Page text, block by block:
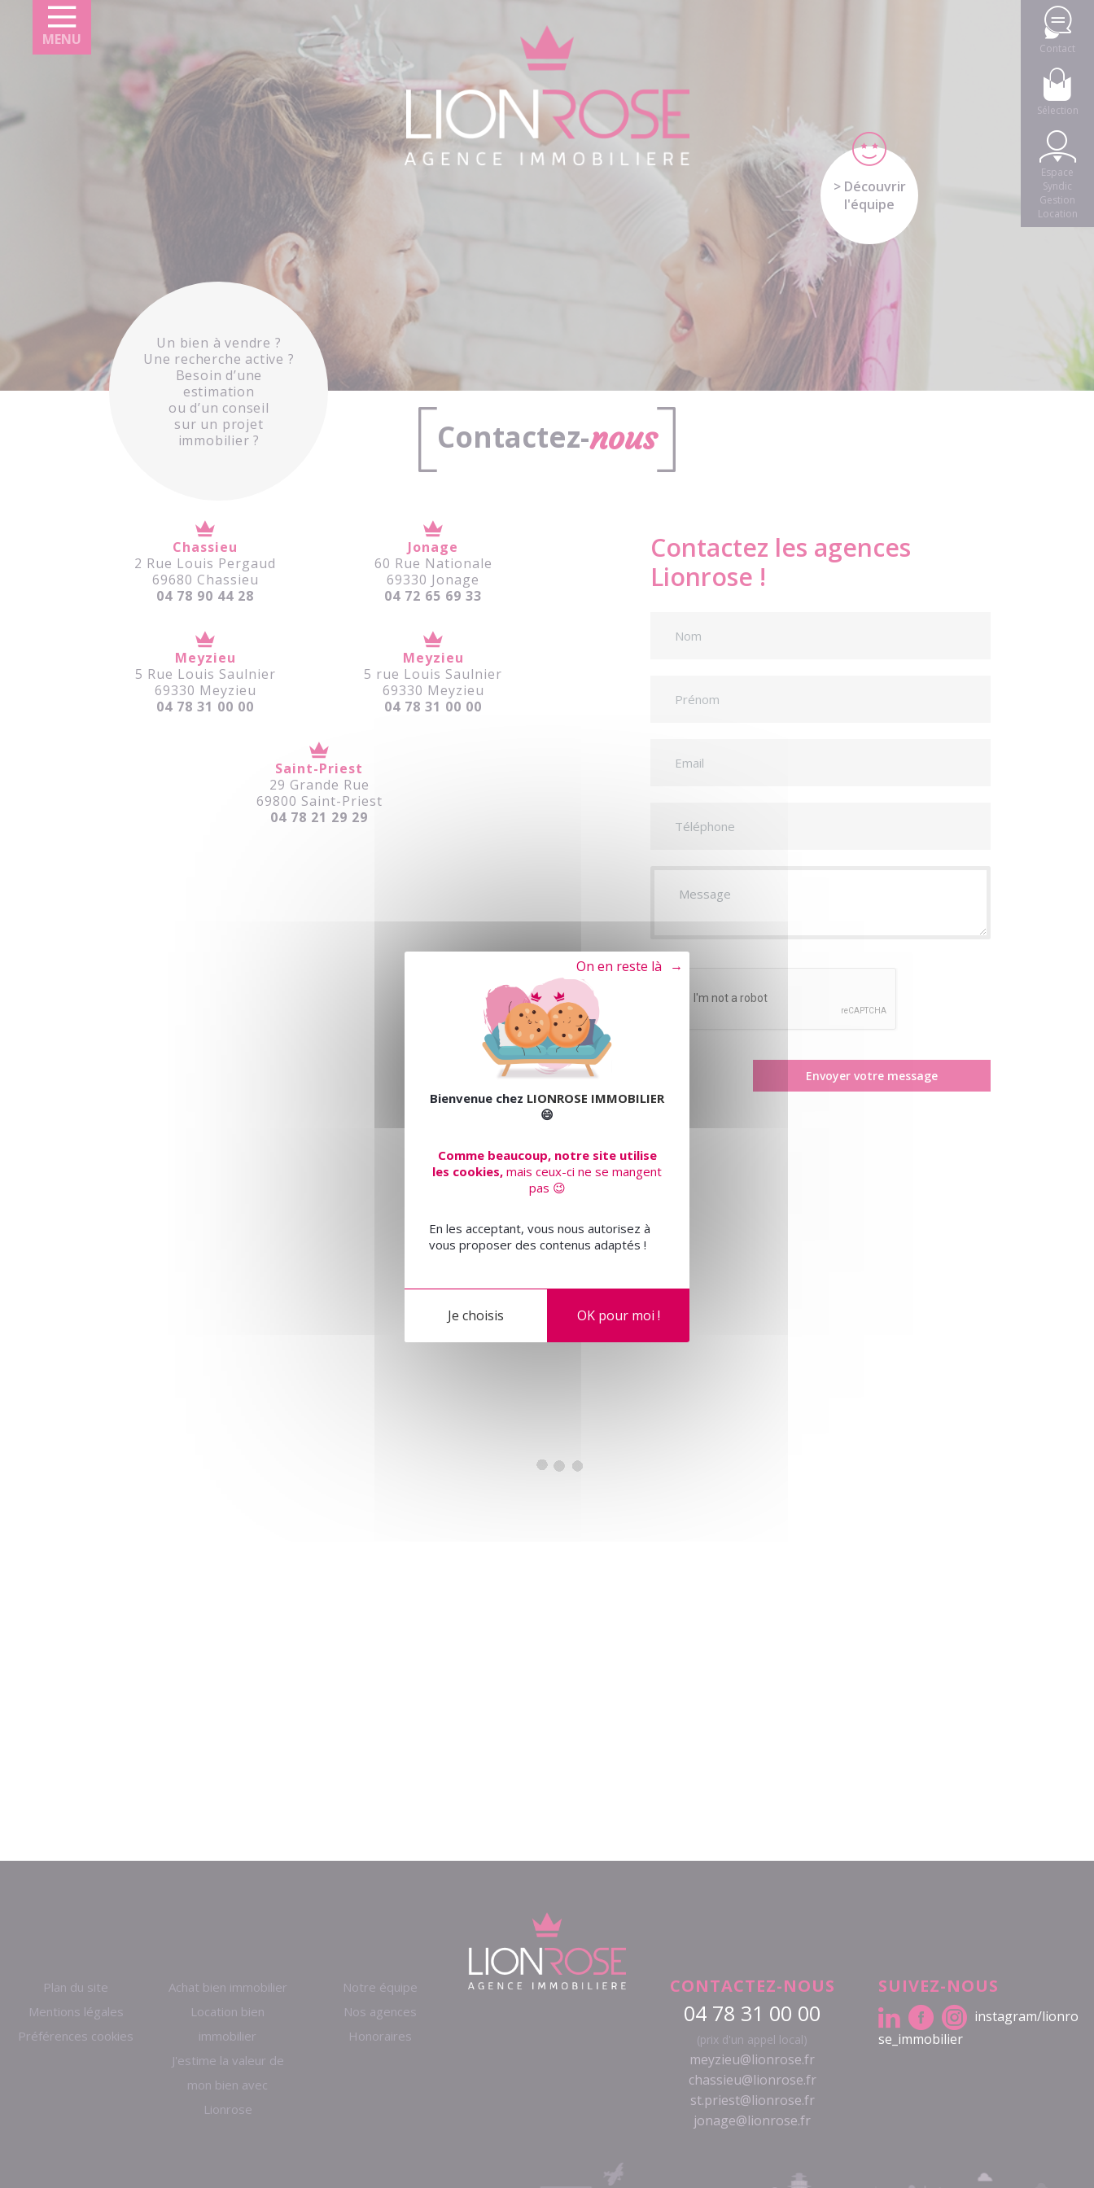
MENU
Contact
Sélection
Espace
Syndic
Gestion
Location
Un bien à vendre ?
Une recherche active ?
Besoin d’une
estimation
ou d’un conseil
sur un projet
immobilier ?
> Découvrir
l'équipe
Contactez-nous
Chassieu
2 Rue Louis Pergaud
69680 Chassieu
04 78 90 44 28
Jonage
60 Rue Nationale
69330 Jonage
04 72 65 69 33
Meyzieu
5 Rue Louis Saulnier
69330 Meyzieu
04 78 31 00 00
Meyzieu
5 rue Louis Saulnier
69330 Meyzieu
04 78 31 00 00
Saint-Priest
29 Grande Rue
69800 Saint-Priest
04 78 21 29 29
Contactez les agences
Lionrose !
Plan du site
Mentions légales
Préférences cookies
Achat bien immobilier
Location bien
immobilier
J'estime la valeur de
mon bien avec
Lionrose
Notre équipe
Nos agences
Honoraires
CONTACTEZ-NOUS
04 78 31 00 00
(prix d'un appel local)
meyzieu@lionrose.fr
chassieu@lionrose.fr
st.priest@lionrose.fr
jonage@lionrose.fr
SUIVEZ-NOUS
instagram/lionro
se_immobilier
Panneau de gestion des cookies
Bienvenue chez LIONROSE IMMOBILIER
😄
Comme beaucoup, notre site utilise
les cookies, mais ceux-ci ne se mangent
pas 😉
En les acceptant, vous nous autorisez à
vous proposer des contenus adaptés !
OK pour moi !
Tout refuser
Je choisis